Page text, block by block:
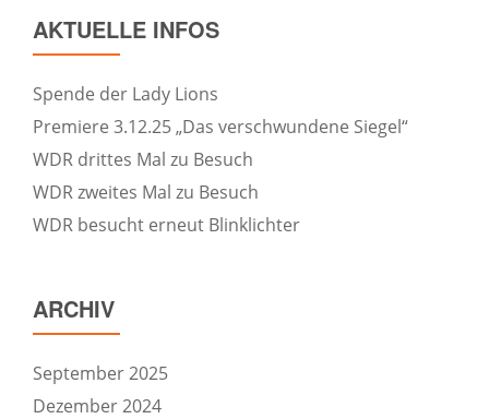
AKTUELLE INFOS
Spende der Lady Lions
Premiere 3.12.25 „Das verschwundene Siegel“
WDR drittes Mal zu Besuch
WDR zweites Mal zu Besuch
WDR besucht erneut Blinklichter
ARCHIV
September 2025
Dezember 2024